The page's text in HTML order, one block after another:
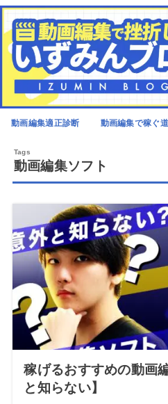
動画編集適正診断 動画編集で稼ぐ道
動画編集ソフト
稼げるおすすめの動画
と知らない】